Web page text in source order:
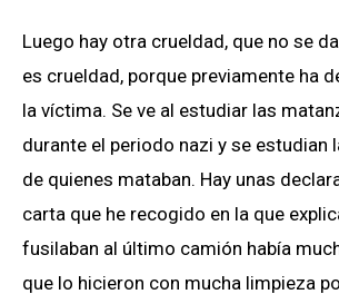
Luego hay otra crueldad, que no se
es crueldad, porque previamente ha
la víctima. Se ve al estudiar las
durante el periodo nazi y se estudian
de quienes mataban. Hay unas
carta que he recogido en la que
fusilaban al último camión había
que lo hicieron con mucha limpieza